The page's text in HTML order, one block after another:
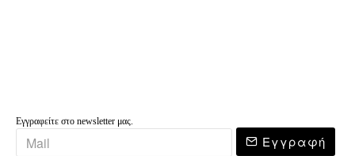
Εγγραφείτε στο newsletter μας.
Εγγραφή